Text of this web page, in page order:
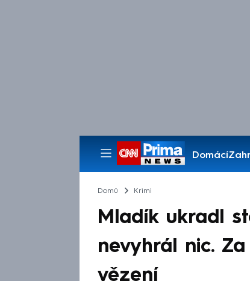
Domácí
Pořady
Domů Krimi
Mladík ukradl
nevyhrál nic.
vězení